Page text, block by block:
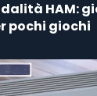
HAM:
pochi giochi